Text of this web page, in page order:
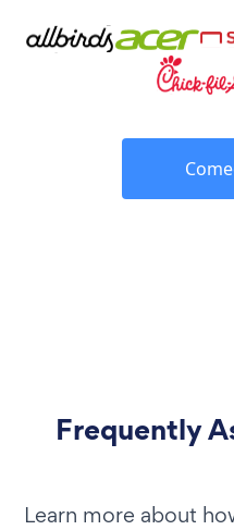
Frequently
Learn more about